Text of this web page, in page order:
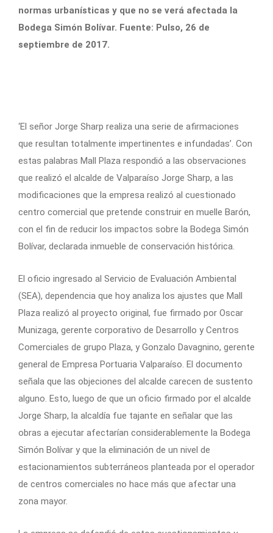
normas urbanísticas y que no se verá afectada la
Bodega Simón Bolívar. Fuente: Pulso, 26 de
septiembre de 2017.
‘El señor Jorge Sharp realiza una serie de afirmaciones
que resultan totalmente impertinentes e infundadas’. Con
estas palabras Mall Plaza respondió a las observaciones
que realizó el alcalde de Valparaíso Jorge Sharp, a las
modificaciones que la empresa realizó al cuestionado
centro comercial que pretende construir en muelle Barón,
con el fin de reducir los impactos sobre la Bodega Simón
Bolívar, declarada inmueble de conservación histórica.
El oficio ingresado al Servicio de Evaluación Ambiental
(SEA), dependencia que hoy analiza los ajustes que Mall
Plaza realizó al proyecto original, fue firmado por Oscar
Munizaga, gerente corporativo de Desarrollo y Centros
Comerciales de grupo Plaza, y Gonzalo Davagnino, gerente
general de Empresa Portuaria Valparaíso. El documento
señala que las objeciones del alcalde carecen de sustento
alguno. Esto, luego de que un oficio firmado por el alcalde
Jorge Sharp, la alcaldía fue tajante en señalar que las
obras a ejecutar afectarían considerablemente la Bodega
Simón Bolívar y que la eliminación de un nivel de
estacionamientos subterráneos planteada por el operador
de centros comerciales no hace más que afectar una
zona mayor.